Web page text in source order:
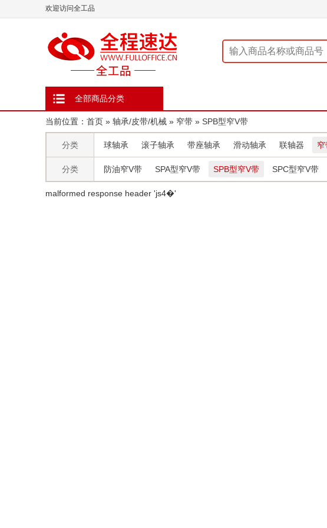
欢迎访问全工品
全部商品分类
当前位置： 首页 » 轴承/皮带/机械 » 窄带 » SPB型窄V带
分类 球轴承 滚子轴承 带座轴承 滑动轴承 联轴器
分类 防油窄V带 SPA型窄V带 SPB型窄V带 SPC型窄V带
malformed response header ' js4�'